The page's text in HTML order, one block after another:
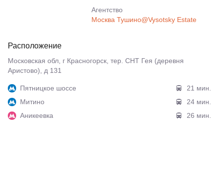
Агентcтво
Москва Тушино@Vysotsky Estate
Расположение
Московская обл, г Красногорск, тер. СНТ Гея (деревня
Аристово), д 131
Пятницкое шоссе
21 мин.
Митино
24 мин.
Аникеевка
26 мин.